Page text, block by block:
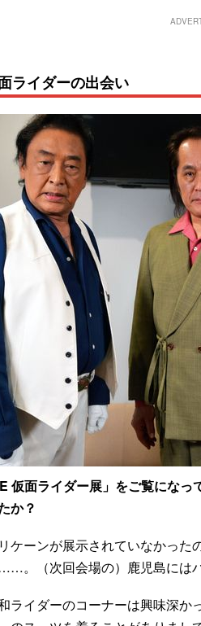
ライダーの出会い
仮面ライダー展」をご覧にな
か？
ケーンが展示されていなかった
。（次回会場の）鹿児島には
ライダーのコーナーは興味深か